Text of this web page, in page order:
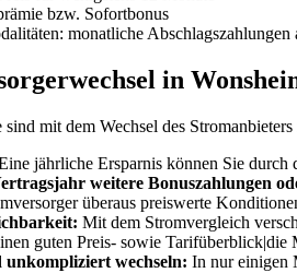
bzw. Sofortbonus
monatliche Abschlagszahlungen
in
mit dem Wechsel des
jährliche Ersparnis können Sie durch
weitere Bonuszahlungen
überaus preiswerte
Mit dem Stromvergleich
guten Preis- sowie
unkompliziert wechseln: In nur einigen